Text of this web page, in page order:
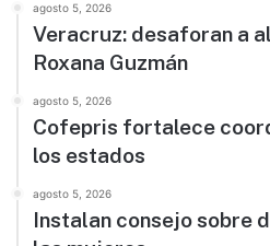
agosto 5, 2026
Veracruz: desaforan a
Roxana Guzmán
agosto 5, 2026
Cofepris fortalece
los estados
agosto 5, 2026
Instalan consejo sobre